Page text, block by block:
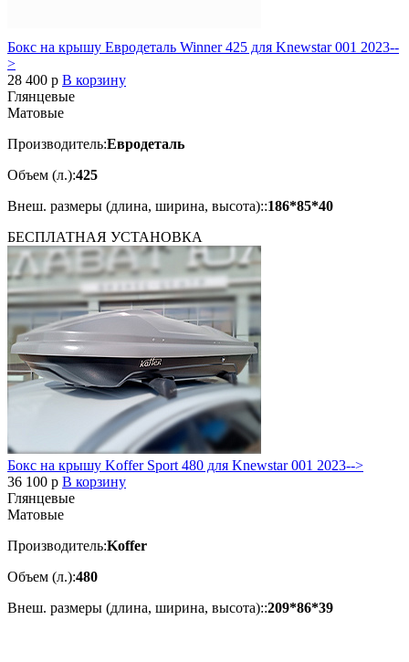
Бокс на крышу Евродеталь Winner 425 для Knewstar 001 2023--
>
28 400 p В корзину
Глянцевые
Матовые
Производитель:Евродеталь
Объем (л.):425
Внеш. размеры (длина, ширина, высота)::186*85*40
БЕСПЛАТНАЯ УСТАНОВКА
Бокс на крышу Koffer Sport 480 для Knewstar 001 2023-->
36 100 p В корзину
Глянцевые
Матовые
Производитель:Koffer
Объем (л.):480
Внеш. размеры (длина, ширина, высота)::209*86*39